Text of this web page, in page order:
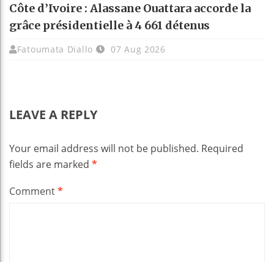
Côte d’Ivoire : Alassane Ouattara accorde la
grâce présidentielle à 4 661 détenus
Fatoumata Diallo 07 Aug 2026
LEAVE A REPLY
Your email address will not be published. Required
fields are marked *
Comment*